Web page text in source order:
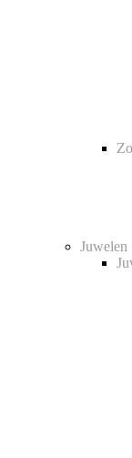
Juwelen